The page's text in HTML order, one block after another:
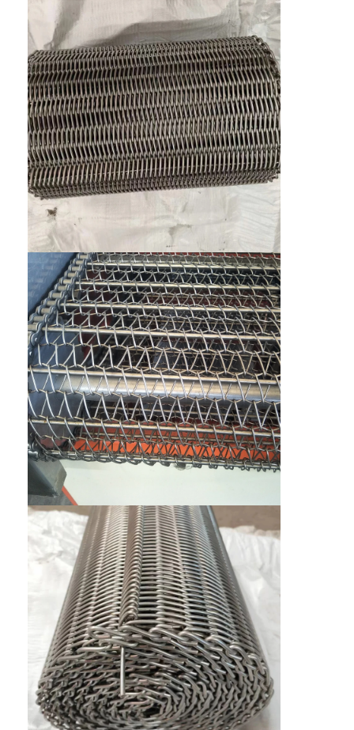
Startseite
Produkte
Über uns
Fabrik Tour
Qualitätskontrolle
Kontakt
Nachrichten
Alle Fälle
Edelstahlmaschengurt
Spiraldrahtgeflecht
Hochtemperatur-Maschendraht
Nahrung Mesh Belt